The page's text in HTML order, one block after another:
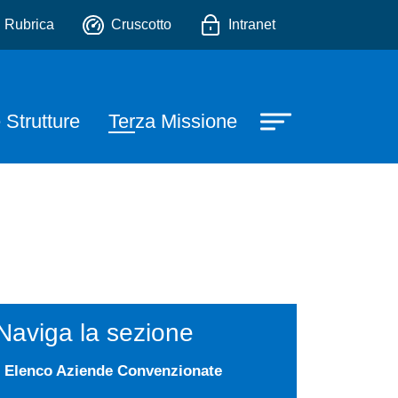
ed Ambientali
Rubrica Cruscotto Intranet
Strutture Terza Missione
la sezione
Elenco Aziende Convenzionate